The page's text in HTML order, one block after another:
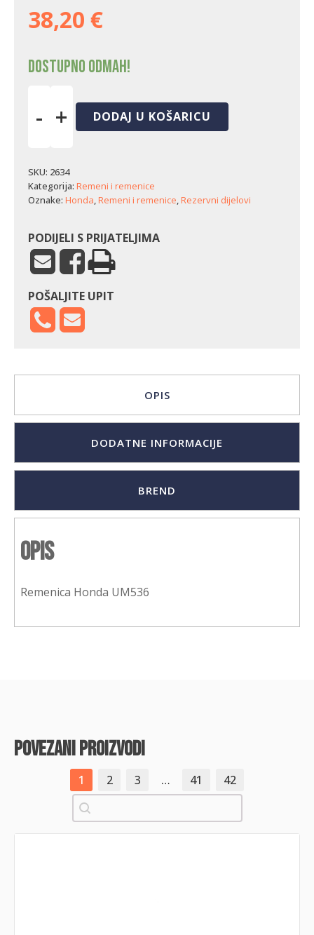
38,20 €
Dostupno odmah!
-
količina
+ DODAJ U KOŠARICU
SKU: 2634
Kategorija: Remeni i remenice
Oznake: Honda,Remeni i remenice,Rezervni dijelovi
PODIJELI S PRIJATELJIMA
POŠALJITE UPIT
OPIS
DODATNE INFORMACIJE
BREND
Opis
Remenica Honda UM536
povezani proizvodi
1 2 3 … 41
42
Pretraži